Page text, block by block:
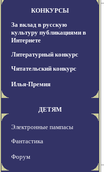
КОНКУРСЫ
За вклад в русскую
культуру публикациями в
Интернете
Литературный конкурс
Читательский конкурс
Илья-Премия
ДЕТЯМ
Электронные пампасы
Фантастика
Форум